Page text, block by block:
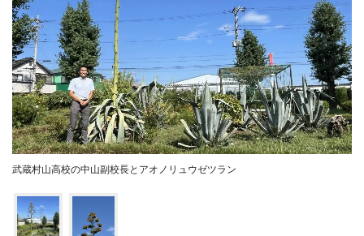
武蔵村山高校の中山副校長とアオノリュウゼツラン